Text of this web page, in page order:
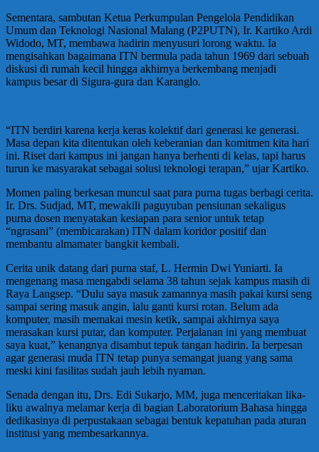
Sementara, sambutan Ketua Perkumpulan Pengelola Pendidikan
Umum dan Teknologi Nasional Malang (P2PUTN), Ir. Kartiko Ardi
Widodo, MT, membawa hadirin menyusuri lorong waktu. Ia
mengisahkan bagaimana ITN bermula pada tahun 1969 dari sebuah
diskusi di rumah kecil hingga akhirnya berkembang menjadi
kampus besar di Sigura-gura dan Karanglo.
“ITN berdiri karena kerja keras kolektif dari generasi ke generasi.
Masa depan kita ditentukan oleh keberanian dan komitmen kita hari
ini. Riset dari kampus ini jangan hanya berhenti di kelas, tapi harus
turun ke masyarakat sebagai solusi teknologi terapan,” ujar Kartiko.
Momen paling berkesan muncul saat para purna tugas berbagi cerita.
Ir. Drs. Sudjad, MT, mewakili paguyuban pensiunan sekaligus
purna dosen menyatakan kesiapan para senior untuk tetap
“ngrasani” (membicarakan) ITN dalam koridor positif dan
membantu almamater bangkit kembali.
Cerita unik datang dari purna staf, L. Hermin Dwi Yuniarti. Ia
mengenang masa mengabdi selama 38 tahun sejak kampus masih di
Raya Langsep. “Dulu saya masuk zamannya masih pakai kursi seng
sampai sering masuk angin, lalu ganti kursi rotan. Belum ada
komputer, masih memakai mesin ketik, sampai akhirnya saya
merasakan kursi putar, dan komputer. Perjalanan ini yang membuat
saya kuat,” kenangnya disambut tepuk tangan hadirin. Ia berpesan
agar generasi muda ITN tetap punya semangat juang yang sama
meski kini fasilitas sudah jauh lebih nyaman.
Senada dengan itu, Drs. Edi Sukarjo, MM, juga menceritakan lika-
liku awalnya melamar kerja di bagian Laboratorium Bahasa hingga
dedikasinya di perpustakaan sebagai bentuk kepatuhan pada aturan
institusi yang membesarkannya.